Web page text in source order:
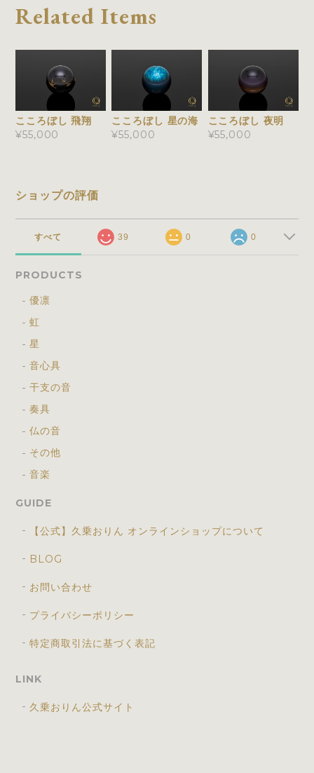
Related Items
こころぼし 飛翔
¥55,000
こころぼし 星の海
¥55,000
こころぼし 夜明
¥55,000
ショップの評価
すべて 39 0 0
PRODUCTS
優凛
虹
星
音心具
干支の音
奏具
仏の音
その他
音楽
GUIDE
【公式】久乗おりん オンラインショップについて
BLOG
お問い合わせ
プライバシーポリシー
特定商取引法に基づく表記
LINK
久乗おりん公式サイト